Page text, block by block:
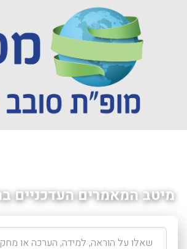
מיטב המאמרים העדכניים